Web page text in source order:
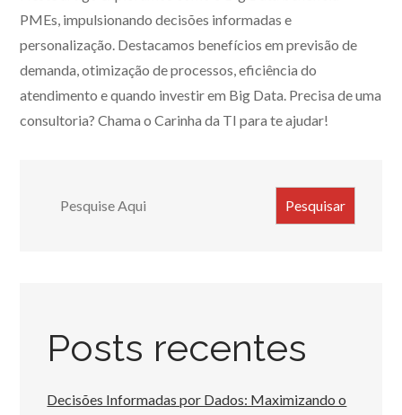
PMEs, impulsionando decisões informadas e
personalização. Destacamos benefícios em previsão de
demanda, otimização de processos, eficiência do
atendimento e quando investir em Big Data. Precisa de uma
consultoria? Chama o Carinha da TI para te ajudar!
Search Pesquisar
Posts recentes
Decisões Informadas por Dados: Maximizando o